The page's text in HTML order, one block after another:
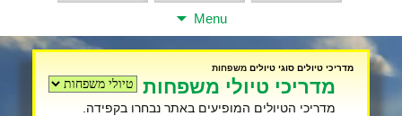
Menu
content
מדריכי טיולים סוגי טיולים משפחות
מדריכי טיולי משפחות
מדריכי הטיולים המופיעים באתר נבחרו בקפידה.